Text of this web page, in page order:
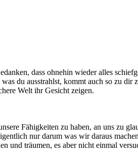
dass ohnehin wieder alles
du ausstrahlst, kommt auch so zu
Welt ihr Gesicht zeigen.
Fähigkeiten zu haben, an uns zu
nur darum was wir daraus
träumen, es aber nicht einmal